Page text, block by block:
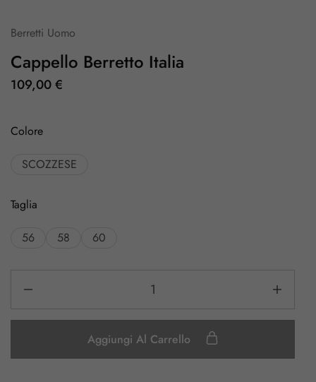
Berretti Uomo
Cappello Berretto Italia
109,00€
Colore
SCOZZESE
Taglia
56 58 60
Aggiungi Al Carrello